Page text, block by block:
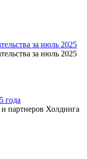
за июль 2025
за июль 2025
года
партнеров Холдинга